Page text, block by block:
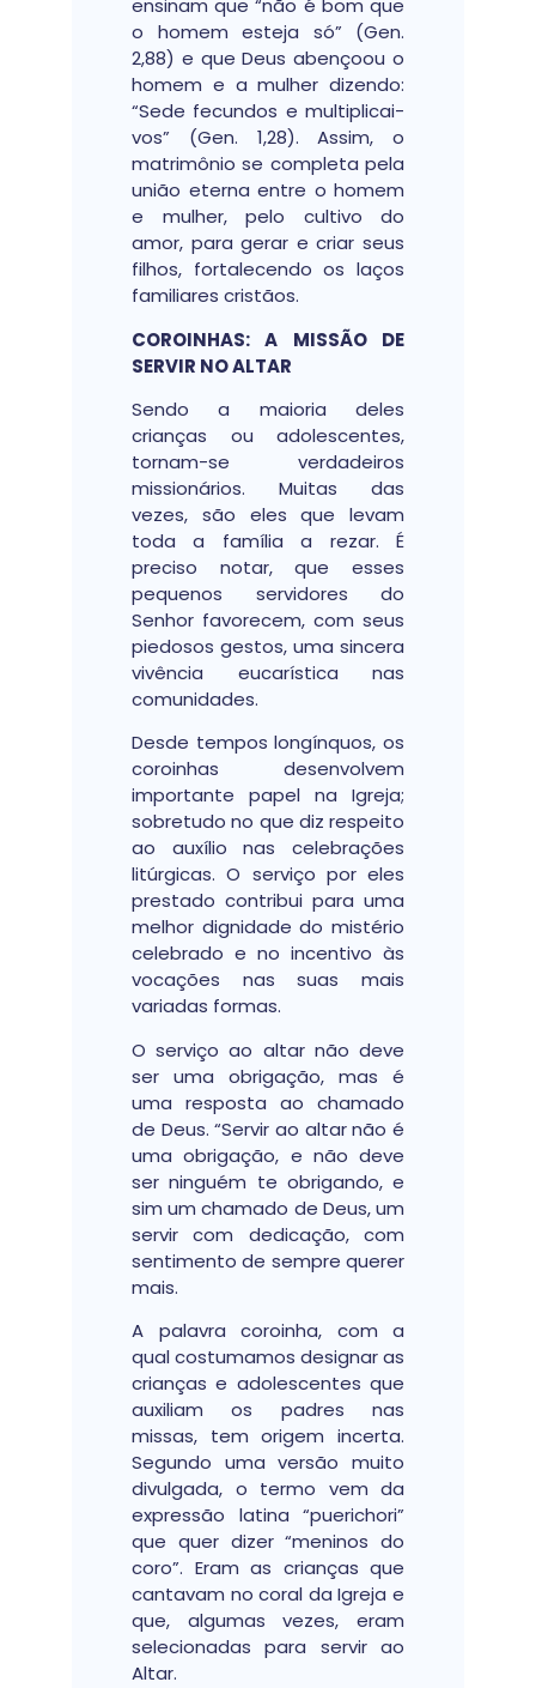
ensinam que “não é bom que
o homem esteja só” (Gen.
2,88) e que Deus abençoou o
homem e a mulher dizendo:
“Sede fecundos e multiplicai-
vos” (Gen. 1,28). Assim, o
matrimônio se completa pela
união eterna entre o homem
e mulher, pelo cultivo do
amor, para gerar e criar seus
filhos, fortalecendo os laços
familiares cristãos.
COROINHAS: A MISSÃO DE
SERVIR NO ALTAR
Sendo a maioria deles
crianças ou adolescentes,
tornam-se verdadeiros
missionários. Muitas das
vezes, são eles que levam
toda a família a rezar. É
preciso notar, que esses
pequenos servidores do
Senhor favorecem, com seus
piedosos gestos, uma sincera
vivência eucarística nas
comunidades.
Desde tempos longínquos, os
coroinhas desenvolvem
importante papel na Igreja;
sobretudo no que diz respeito
ao auxílio nas celebrações
litúrgicas. O serviço por eles
prestado contribui para uma
melhor dignidade do mistério
celebrado e no incentivo às
vocações nas suas mais
variadas formas.
O serviço ao altar não deve
ser uma obrigação, mas é
uma resposta ao chamado
de Deus. “Servir ao altar não é
uma obrigação, e não deve
ser ninguém te obrigando, e
sim um chamado de Deus, um
servir com dedicação, com
sentimento de sempre querer
mais.
A palavra coroinha, com a
qual costumamos designar as
crianças e adolescentes que
auxiliam os padres nas
missas, tem origem incerta.
Segundo uma versão muito
divulgada, o termo vem da
expressão latina “puerichori”
que quer dizer “meninos do
coro”. Eram as crianças que
cantavam no coral da Igreja e
que, algumas vezes, eram
selecionadas para servir ao
Altar.